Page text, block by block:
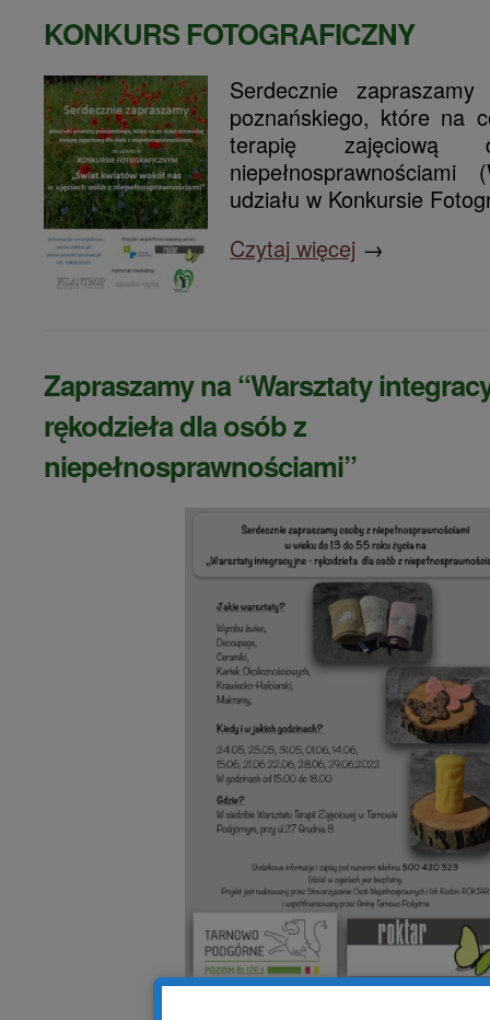
KONKURS FOTOGRAFICZNY
Serdecznie
poznańskiego, które na
terapię
udziału w Konkursie
Czytaj więcej →
Zapraszamy na “Warsztaty
rękodzieła dla osób z
niepełnosprawnościami”